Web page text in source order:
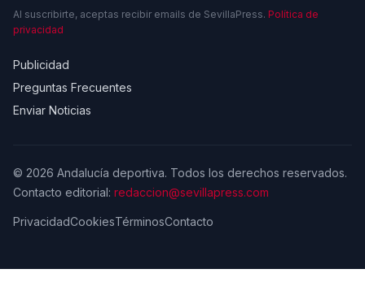
Al suscribirte, aceptas recibir emails de SevillaPress. Política de
privacidad
Publicidad
Preguntas Frecuentes
Enviar Noticias
© 2026 Andalucía deportiva. Todos los derechos reservados.
Contacto editorial: redaccion@sevillapress.com
PrivacidadCookiesTérminosContacto